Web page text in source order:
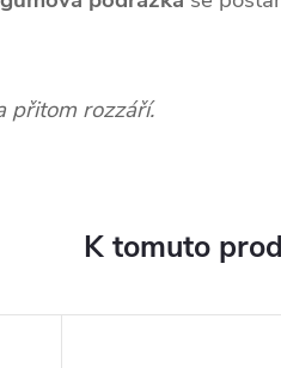
přitom rozzáří.
K tomuto